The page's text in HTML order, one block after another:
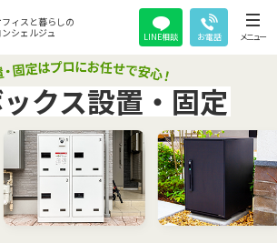
ィスと暮らしの
ンシェルジュ
LINE相談 お電話 メニュー
クス設置・固定